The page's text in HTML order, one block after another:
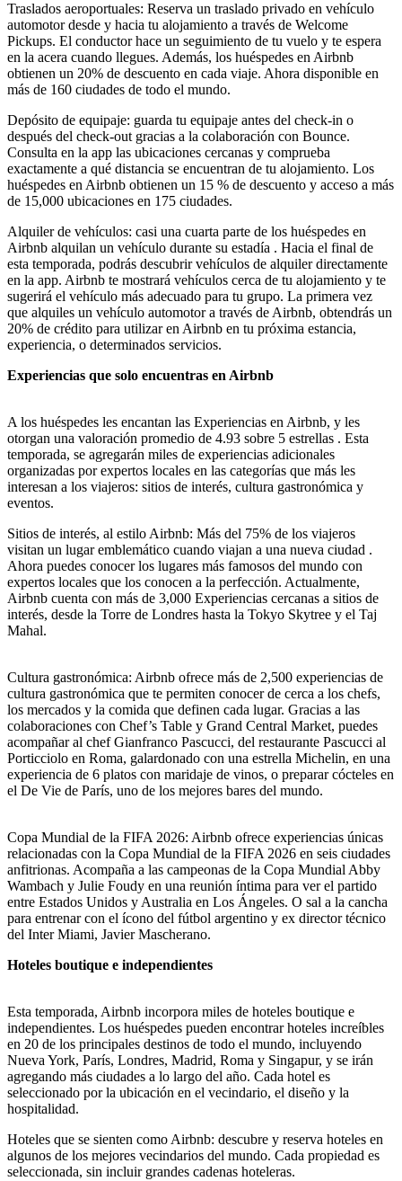
Traslados aeroportuales: Reserva un traslado privado en vehículo
automotor desde y hacia tu alojamiento a través de Welcome
Pickups. El conductor hace un seguimiento de tu vuelo y te espera
en la acera cuando llegues. Además, los huéspedes en Airbnb
obtienen un 20% de descuento en cada viaje. Ahora disponible en
más de 160 ciudades de todo el mundo.
Depósito de equipaje: guarda tu equipaje antes del check-in o
después del check-out gracias a la colaboración con Bounce.
Consulta en la app las ubicaciones cercanas y comprueba
exactamente a qué distancia se encuentran de tu alojamiento. Los
huéspedes en Airbnb obtienen un 15 % de descuento y acceso a más
de 15,000 ubicaciones en 175 ciudades.
Alquiler de vehículos: casi una cuarta parte de los huéspedes en
Airbnb alquilan un vehículo durante su estadía . Hacia el final de
esta temporada, podrás descubrir vehículos de alquiler directamente
en la app. Airbnb te mostrará vehículos cerca de tu alojamiento y te
sugerirá el vehículo más adecuado para tu grupo. La primera vez
que alquiles un vehículo automotor a través de Airbnb, obtendrás un
20% de crédito para utilizar en Airbnb en tu próxima estancia,
experiencia, o determinados servicios.
Experiencias que solo encuentras en Airbnb
A los huéspedes les encantan las Experiencias en Airbnb, y les
otorgan una valoración promedio de 4.93 sobre 5 estrellas . Esta
temporada, se agregarán miles de experiencias adicionales
organizadas por expertos locales en las categorías que más les
interesan a los viajeros: sitios de interés, cultura gastronómica y
eventos.
Sitios de interés, al estilo Airbnb: Más del 75% de los viajeros
visitan un lugar emblemático cuando viajan a una nueva ciudad .
Ahora puedes conocer los lugares más famosos del mundo con
expertos locales que los conocen a la perfección. Actualmente,
Airbnb cuenta con más de 3,000 Experiencias cercanas a sitios de
interés, desde la Torre de Londres hasta la Tokyo Skytree y el Taj
Mahal.
Cultura gastronómica: Airbnb ofrece más de 2,500 experiencias de
cultura gastronómica que te permiten conocer de cerca a los chefs,
los mercados y la comida que definen cada lugar. Gracias a las
colaboraciones con Chef’s Table y Grand Central Market, puedes
acompañar al chef Gianfranco Pascucci, del restaurante Pascucci al
Porticciolo en Roma, galardonado con una estrella Michelin, en una
experiencia de 6 platos con maridaje de vinos, o preparar cócteles en
el De Vie de París, uno de los mejores bares del mundo.
Copa Mundial de la FIFA 2026: Airbnb ofrece experiencias únicas
relacionadas con la Copa Mundial de la FIFA 2026 en seis ciudades
anfitrionas. Acompaña a las campeonas de la Copa Mundial Abby
Wambach y Julie Foudy en una reunión íntima para ver el partido
entre Estados Unidos y Australia en Los Ángeles. O sal a la cancha
para entrenar con el ícono del fútbol argentino y ex director técnico
del Inter Miami, Javier Mascherano.
Hoteles boutique e independientes
Esta temporada, Airbnb incorpora miles de hoteles boutique e
independientes. Los huéspedes pueden encontrar hoteles increíbles
en 20 de los principales destinos de todo el mundo, incluyendo
Nueva York, París, Londres, Madrid, Roma y Singapur, y se irán
agregando más ciudades a lo largo del año. Cada hotel es
seleccionado por la ubicación en el vecindario, el diseño y la
hospitalidad.
Hoteles que se sienten como Airbnb: descubre y reserva hoteles en
algunos de los mejores vecindarios del mundo. Cada propiedad es
seleccionada, sin incluir grandes cadenas hoteleras.